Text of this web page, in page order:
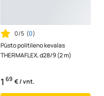
0/5 (0)
Pūsto politileno kevalas
THERMAFLEX, d28/9 (2 m)
1 69 € / vnt.